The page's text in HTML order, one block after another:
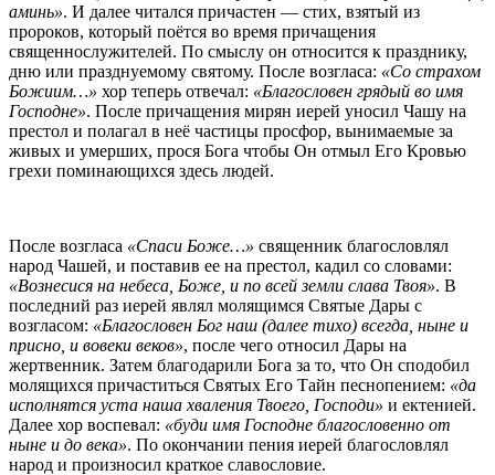
аминь». И далее читался причастен — стих, взятый из
пророков, который поётся во время причащения
священнослужителей. По смыслу он относится к празднику,
дню или празднуемому святому. После возгласа: «Со страхом
Божиим…» хор теперь отвечал: «Благословен грядый во имя
Господне». После причащения мирян иерей уносил Чашу на
престол и полагал в неё частицы просфор, вынимаемые за
живых и умерших, прося Бога чтобы Он отмыл Его Кровью
грехи поминающихся здесь людей.
После возгласа «Спаси Боже…» священник благословлял
народ Чашей, и поставив ее на престол, кадил со словами:
«Вознесися на небеса, Боже, и по всей земли слава Твоя». В
последний раз иерей являл молящимся Святые Дары с
возгласом: «Благословен Бог наш (далее тихо) всегда, ныне и
присно, и вовеки веков», после чего относил Дары на
жертвенник. Затем благодарили Бога за то, что Он сподобил
молящихся причаститься Святых Его Тайн песнопением: «да
исполнятся уста наша хваления Твоего, Господи» и ектенией.
Далее хор воспевал: «буди имя Господне благословенно от
ныне и до века». По окончании пения иерей благословлял
народ и произносил краткое славословие.